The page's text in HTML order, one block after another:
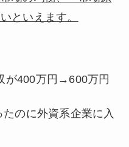
といえます。
が400万円→600万円
のに外資系企業に入